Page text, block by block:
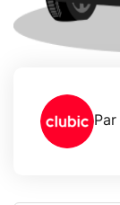
Par